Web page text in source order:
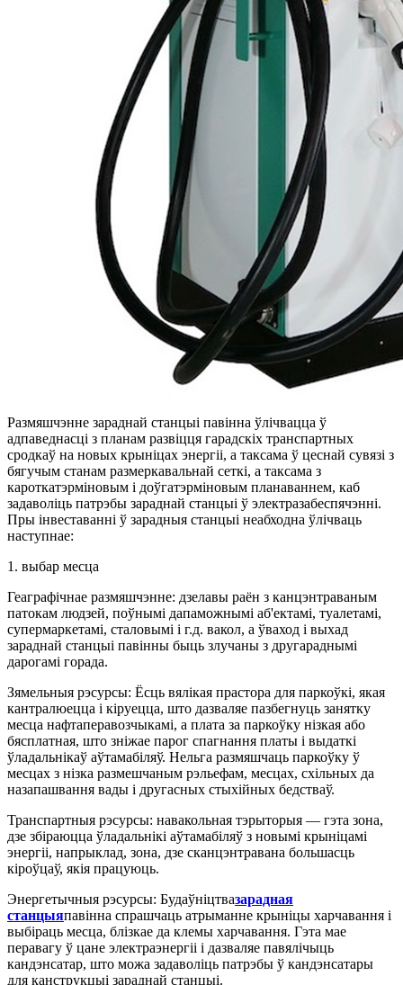
Размяшчэнне зараднай станцыі павінна ўлічвацца ў
адпаведнасці з планам развіцця гарадскіх транспартных
сродкаў на новых крыніцах энергіі, а таксама ў цеснай сувязі з
бягучым станам размеркавальнай сеткі, а таксама з
кароткатэрміновым і доўгатэрміновым планаваннем, каб
задаволіць патрэбы зараднай станцыі ў электразабеспячэнні.
Пры інвеставанні ў зарадныя станцыі неабходна ўлічваць
наступнае:
1. выбар месца
Геаграфічнае размяшчэнне: дзелавы раён з канцэнтраваным
патокам людзей, поўнымі дапаможнымі аб'ектамі, туалетамі,
супермаркетамі, сталовымі і г.д. вакол, а ўваход і выхад
зараднай станцыі павінны быць злучаны з другараднымі
дарогамі горада.
Зямельныя рэсурсы: Ёсць вялікая прастора для паркоўкі, якая
кантралюецца і кіруецца, што дазваляе пазбегнуць занятку
месца нафтаперавозчыкамі, а плата за паркоўку нізкая або
бясплатная, што зніжае парог спагнання платы і выдаткі
ўладальнікаў аўтамабіляў. Нельга размяшчаць паркоўку ў
месцах з нізка размешчаным рэльефам, месцах, схільных да
назапашвання вады і другасных стыхійных бедстваў.
Транспартныя рэсурсы: навакольная тэрыторыя — гэта зона,
дзе збіраюцца ўладальнікі аўтамабіляў з новымі крыніцамі
энергіі, напрыклад, зона, дзе сканцэнтравана большасць
кіроўцаў, якія працуюць.
Энергетычныя рэсурсы: Будаўніцтвазарадная
станцыяпавінна спрашчаць атрыманне крыніцы харчавання і
выбіраць месца, блізкае да клемы харчавання. Гэта мае
перавагу ў цане электраэнергіі і дазваляе павялічыць
кандэнсатар, што можа задаволіць патрэбы ў кандэнсатары
для канструкцыі зараднай станцыі.